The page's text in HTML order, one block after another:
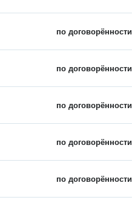
по договорённости
по договорённости
по договорённости
по договорённости
по договорённости